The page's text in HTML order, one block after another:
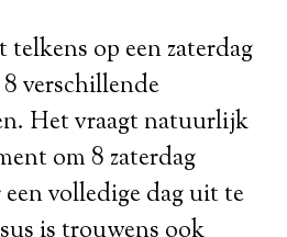
telkens op een zaterdag
verschillende
Het vraagt natuurlijk
om 8 zaterdag
volledige dag uit te